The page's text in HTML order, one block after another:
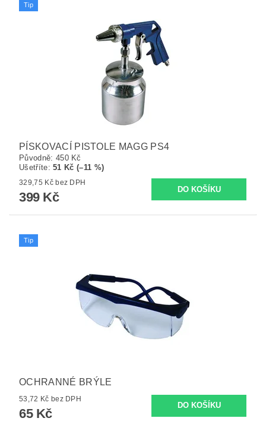
Tip
PÍSKOVACÍ PISTOLE MAGG PS4
Původně: 450 Kč
Ušetříte:51 Kč (–11 %)
329,75 Kč bez DPH
399 Kč
Tip
OCHRANNÉ BRÝLE
53,72 Kč bez DPH
65 Kč